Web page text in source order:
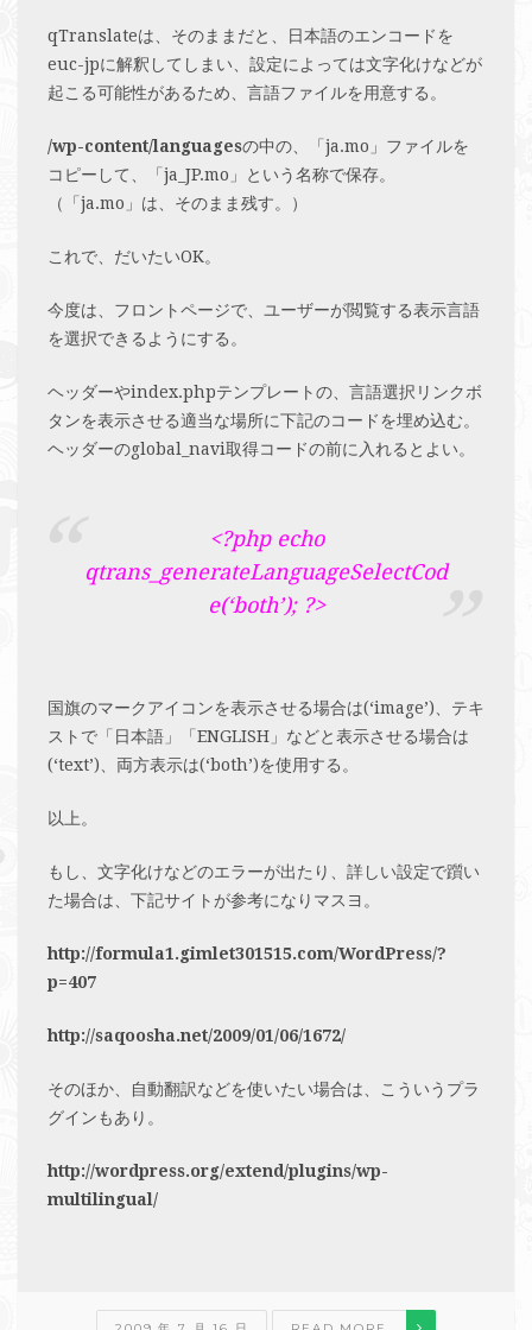
qTranslateは、そのままだと、日本語のエンコードを
euc-jpに解釈してしまい、設定によっては文字化けなどが
起こる可能性があるため、言語ファイルを用意する。
/wp-content/languagesの中の、「ja.mo」ファイルを
コピーして、「ja_JP.mo」という名称で保存。
（「ja.mo」は、そのまま残す。）
これで、だいたいOK。
今度は、フロントページで、ユーザーが閲覧する表示言語
を選択できるようにする。
ヘッダーやindex.phpテンプレートの、言語選択リンクボ
タンを表示させる適当な場所に下記のコードを埋め込む。
ヘッダーのglobal_navi取得コードの前に入れるとよい。
<?php echo
qtrans_generateLanguageSelectCod
e(‘both’); ?>
国旗のマークアイコンを表示させる場合は(‘image’)、テキ
ストで「日本語」「ENGLISH」などと表示させる場合は
(‘text’)、両方表示は(‘both’)を使用する。
以上。
もし、文字化けなどのエラーが出たり、詳しい設定で躓い
た場合は、下記サイトが参考になりマスヨ。
http://formula1.gimlet301515.com/WordPress/?
p=407
http://saqoosha.net/2009/01/06/1672/
そのほか、自動翻訳などを使いたい場合は、こういうプラ
グインもあり。
http://wordpress.org/extend/plugins/wp-
multilingual/